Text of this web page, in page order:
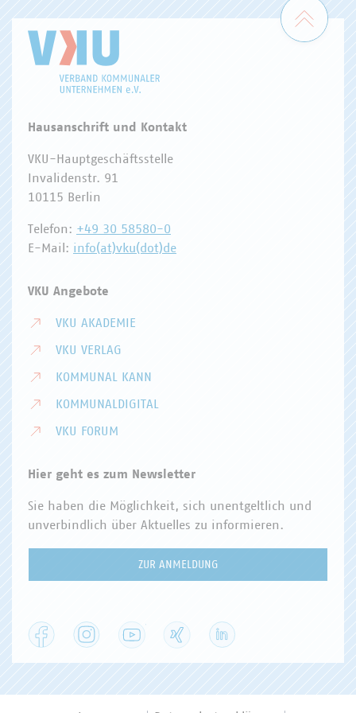
Zum
Hausanschrift und Kontakt
VKU-Hauptgeschäftsstelle
Invalidenstr. 91
10115 Berlin
Telefon: +49 30 58580-0
E-Mail: info(at)vku(dot)de
VKU Angebote
VKU AKADEMIE
VKU VERLAG
KOMMUNAL KANN
KOMMUNALDIGITAL
VKU FORUM
Hier geht es zum Newsletter
Sie haben die Möglichkeit, sich unentgeltlich und
unverbindlich über Aktuelles zu informieren.
ZUR ANMELDUNG
Facebook Instagram YouTube